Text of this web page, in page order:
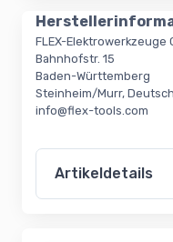
FLEX-Elektrowerkzeuge
Bahnhofstr. 15
Baden-Württemberg
Steinheim/Murr,
info@flex-tools.com
Artikeldetails